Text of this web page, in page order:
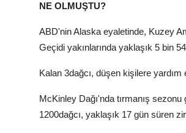
NE OLMUŞTU?
ABD'nin Alaska eyaletinde, Kuzey
Geçidi yakınlarında yaklaşık 5 bin
Kalan 3dağcı, düşen kişilere
McKinley Dağı'nda tırmanış
1200dağcı, yaklaşık 17 gün süren